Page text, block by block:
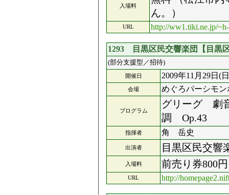
入場料
ん。）
URL http://ww1.tiki.ne.jp/
1293 目黒区民交響楽団【目黒
(部分支援型／招待)
開催日 2009年11月29日(
会場 めぐろパーシモ
プログラム
グリーグ 劇
調 Op.43
指揮者 角 岳史
出演者 目黒区民交響
入場料 前売り券800
URL http://